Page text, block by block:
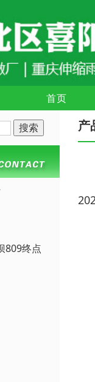
首页
809终点
产